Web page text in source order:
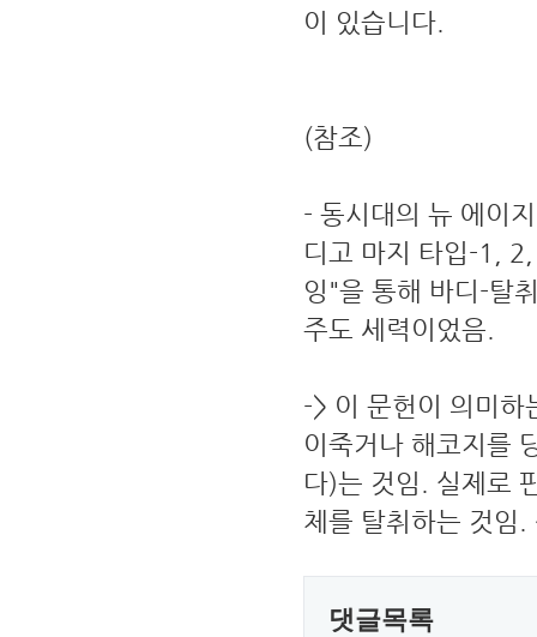
이 있습니다.
(참조)
- 동시대의 뉴 에이
디고 마지 타입-1,
잉"을 통해 바디-탈
주도 세력이었음.
-> 이 문헌이 의미하
이죽거나 해코지를
다)는 것임. 실제로
체를 탈취하는 것임
댓글목록